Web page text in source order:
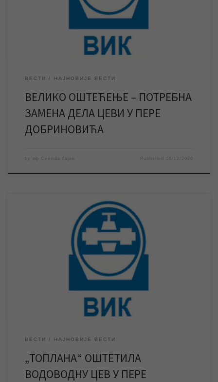
према тренутним проценама очекује се да ће то бити сутра у
раним јутарњим часовима. […]
ВЕСТИ НАЈНОВИЈЕ ВЕСТИ
ВЕЛИКО ОШТЕЋЕЊЕ – ПОТРЕБНА
ЗАМЕНА ДЕЛА ЦЕВИ У ПЕРЕ
ДОБРИНОВИЋА
by мр Синиша Гајин Published 16/12/2020
Током извођења својих радова ЈКП „Градска топлана“
оштетила је водоводну цев у Пере Добриновића, због чега су
поменута и околне улице тренутно без воде. Током извођења
радова на санацији квара на топловодној мрежи ЈКП „Градска
топлана“ оштетила је цев водоводне мреже у улици Пере
Добриновића. Због насталог оштећења на водоводној […]
ВЕСТИ НАЈНОВИЈЕ ВЕСТИ
„ТОПЛАНА“ ОШТЕТИЛА
ВОДОВОДНУ ЦЕВ У ПЕРЕ